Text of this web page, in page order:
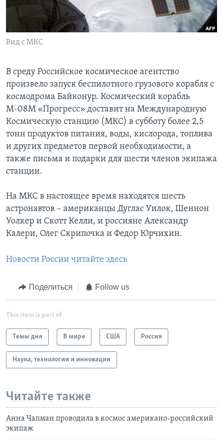
Learning English
СОЦИАЛЬНЫЕ СЕТИ
Вид с МКС
В среду Российское космическое агентство
произвело запуск беспилотного грузового корабля с
космодрома Байконур. Космический корабль
М-08М «Прогресс» доставит на Международную
Космическую станцию (МКС) в субботу более 2,5
тонн продуктов питания, воды, кислорода, топлива
и других предметов первой необходимости, а
также письма и подарки для шести членов экипажа
станции.
На МКС в настоящее время находятся шесть
астронавтов – американцы Дуглас Уилок, Шеннон
Уолкер и Скотт Келли, и россияне Александр
Калери, Олег Скрипочка и Федор Юрчихин.
Новости России читайте здесь
Поделиться Follow us
This item is part of
Темы дня В мире США Россия
Наука, технологии и инновации
Читайте также
Анна Чапман проводила в космос американо-российский
экипаж